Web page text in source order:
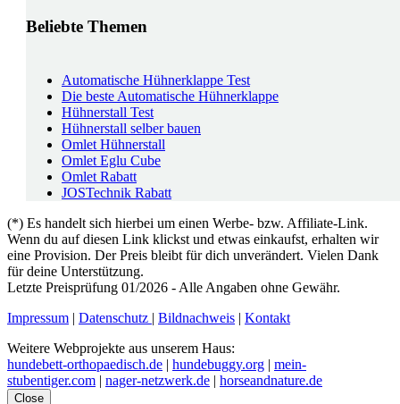
Beliebte Themen
Automatische Hühnerklappe Test
Die beste Automatische Hühnerklappe
Hühnerstall Test
Hühnerstall selber bauen
Omlet Hühnerstall
Omlet Eglu Cube
Omlet Rabatt
JOSTechnik Rabatt
(*) Es handelt sich hierbei um einen Werbe- bzw. Affiliate-Link.
Wenn du auf diesen Link klickst und etwas einkaufst, erhalten wir
eine Provision. Der Preis bleibt für dich unverändert. Vielen Dank
für deine Unterstützung.
Letzte Preisprüfung 01/2026 - Alle Angaben ohne Gewähr.
Impressum | Datenschutz | Bildnachweis | Kontakt
Weitere Webprojekte aus unserem Haus:
hundebett-orthopaedisch.de | hundebuggy.org | mein-
stubentiger.com | nager-netzwerk.de | horseandnature.de
Close